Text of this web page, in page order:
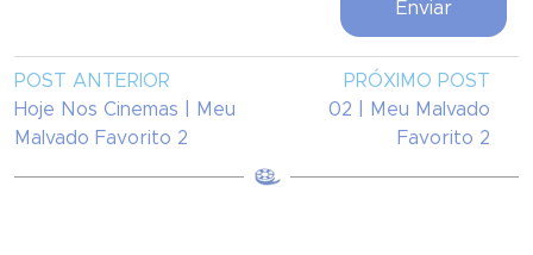
POST ANTERIOR
Hoje Nos Cinemas | Meu
Malvado Favorito 2
PRÓXIMO POST
02 | Meu Malvado
Favorito 2